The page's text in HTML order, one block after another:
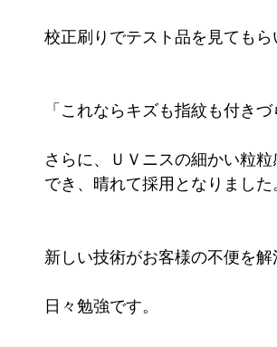
校正刷りでテスト品を見てもら
「これならキズも指紋も付き
さらに、ＵＶニスの細かい粒
でき、晴れて採用となりました
新しい技術がお客様の不便を
日々勉強です。